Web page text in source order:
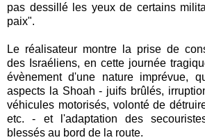
pas dessillé les yeux de certains
paix".
Le réalisateur montre la prise de
des Israéliens, en cette journée
évènement d'une nature imprévue,
aspects la Shoah - juifs brûlés,
véhicules motorisés, volonté de
etc. - et l'adaptation des
blessés au bord de la route.